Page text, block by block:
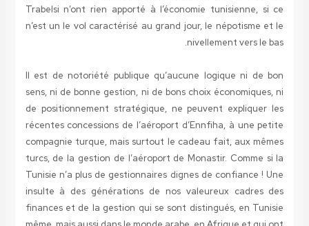
Trabelsi n’ont rien apporté à l’économie tunisienne, si ce
n’est un le vol caractérisé au grand jour, le népotisme et le
nivellement vers le bas.
Il est de notoriété publique qu’aucune logique ni de bon
sens, ni de bonne gestion, ni de bons choix économiques, ni
de positionnement stratégique, ne peuvent expliquer les
récentes concessions de l’aéroport d’Ennfiha, à une petite
compagnie turque, mais surtout le cadeau fait, aux mêmes
turcs, de la gestion de l’aéroport de Monastir. Comme si la
Tunisie n’a plus de gestionnaires dignes de confiance ! Une
insulte à des générations de nos valeureux cadres des
finances et de la gestion qui se sont distingués, en Tunisie